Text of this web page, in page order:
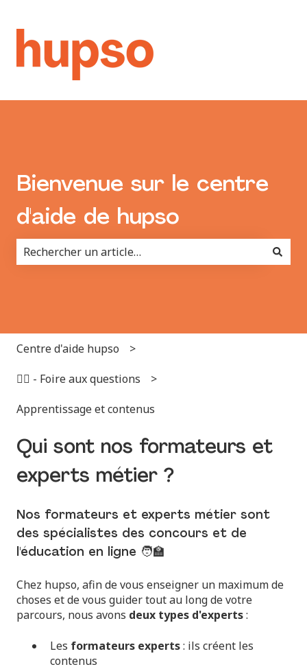
Bienvenue sur le centre
d'aide de hupso
Centre d'aide hupso
🙋‍♂️ - Foire aux questions
Apprentissage et contenus
Qui sont nos formateurs et
experts métier ?
Nos formateurs et experts métier sont
des spécialistes des concours et de
l'éducation en ligne 🧑‍🏫
Chez hupso, afin de vous enseigner un maximum de
choses et de vous guider tout au long de votre
parcours, nous avons deux types d'experts:
Les formateurs experts: ils créent les
contenus